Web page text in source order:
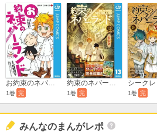
お約束のネバーランド
1巻 完 1巻 完 1巻 完
みんなのまんがレポ